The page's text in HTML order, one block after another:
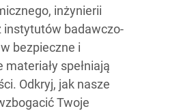
inżynierii
instytutów badawczo-
bezpieczne i
spełniają
Odkryj, jak nasze
Twoje